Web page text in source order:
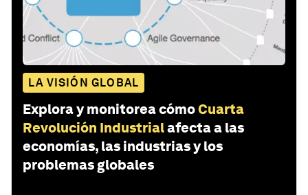
LA VISIÓN GLOBAL
Explora y monitorea cómoCuarta
Revolución Industrialafecta a las
economías, las industrias y los
problemas globales